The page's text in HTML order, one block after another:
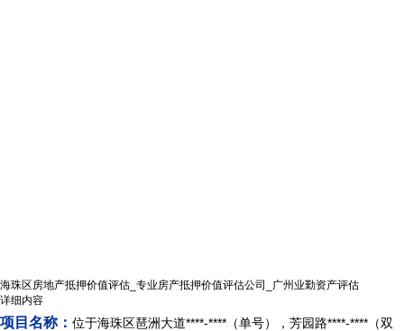
海珠区房地产抵押价值评估_专业房产抵押价值评估公司_广州业勤资产评估
详细内容
项目名称： 位于海珠区琶洲大道****-****（单号），芳园路****-****（双